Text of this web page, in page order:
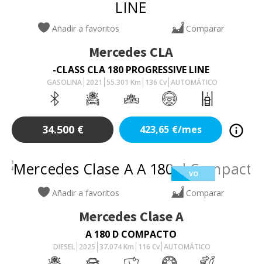
Añadir a favoritos Comparar
Mercedes CLA
-CLASS CLA 180 PROGRESSIVE LINE
GASOLINA 2021 55.301 Km 136 Cv AUTOMÁTICO
34.500 € 423,65 €/mes
VO
Añadir a favoritos Comparar
Mercedes Clase A
A 180 D COMPACTO
DIESEL 2025 37.074 Km 116 Cv AUTOMÁTICO